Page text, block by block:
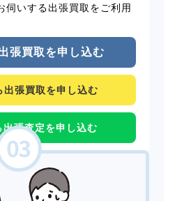
伺いする出張買取をご利用
張買取を申し込む
出張買取を申し込む
張査定を申し込む